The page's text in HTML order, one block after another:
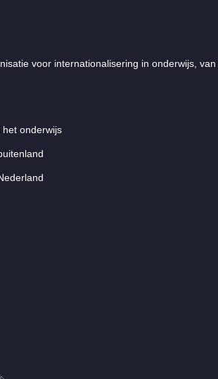
voor internationalisering in onderwijs,
onderwijs